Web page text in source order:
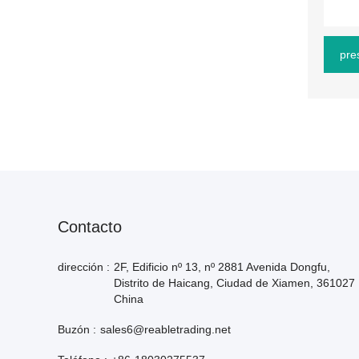
Contacto
dirección : 2F, Edificio nº 13, nº 2881 Avenida Dongfu,
Distrito de Haicang, Ciudad de Xiamen, 361027
China
Buzón : sales6@reabletrading.net